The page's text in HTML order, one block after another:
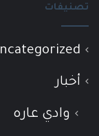
تصنيفات
أخبار
وادي عاره